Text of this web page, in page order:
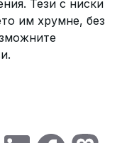
Тези с ниски
им хрумне, без